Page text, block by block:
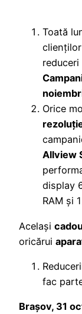
Toată
Orice
Allview
display
RAM și
Același
oricărui
fac
Brașov, 31